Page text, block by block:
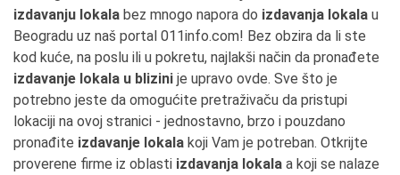
izdavanju lokala bez mnogo napora do izdavanja lokala u
Beogradu uz naš portal 011info.com! Bez obzira da li ste
kod kuće, na poslu ili u pokretu, najlakši način da pronađete
izdavanje lokala u blizini je upravo ovde. Sve što je
potrebno jeste da omogućite pretraživaču da pristupi
lokaciji na ovoj stranici - jednostavno, brzo i pouzdano
pronađite izdavanje lokala koji Vam je potreban. Otkrijte
proverene firme iz oblasti izdavanja lokala a koji se nalaze